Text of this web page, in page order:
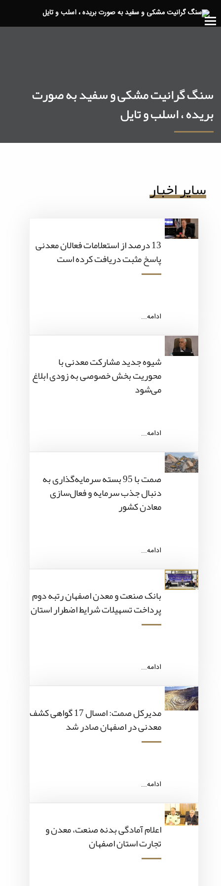
سنگ گرانیت مشکی و سفید به صورت
بریده ، اسلب و تایل
سایر اخبار
13 درصد از استعلامات فعالان معدنی
پاسخ مثبت دریافت کرده است
ادامه...
شیوه جدید مشارکت معدنی با
محوریت بخش خصوصی به زودی ابلاغ
می‌شود
ادامه...
صمت با 95 بسته سرمایه‌گذاری به
دنبال جذب سرمایه و فعال‌سازی
معادن کشور
ادامه...
بانک صنعت و معدن اصفهان رتبه دوم
پرداخت تسهیلات شرایط اضطرار استان
ادامه...
مدیرکل صمت: امسال 17 گواهی کشف
معدنی در اصفهان صادر شد
ادامه...
اعلام آمادگی بدنه صنعت، معدن و
تجارت استان اصفهان